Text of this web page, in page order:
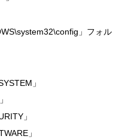
」フォル
」
」
」
」